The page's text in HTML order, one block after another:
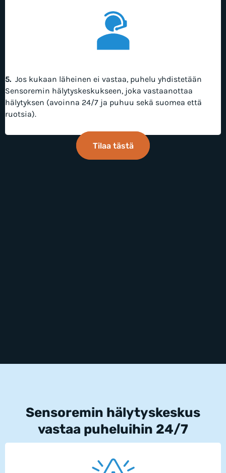
5.Jos kukaan läheinen ei vastaa, puhelu yhdistetään
Sensoremin hälytyskeskukseen, joka vastaanottaa
hälytyksen (avoinna 24/7 ja puhuu sekä suomea että
ruotsia).
Tilaa tästä
Sensoremin hälytyskeskus
vastaa puheluihin 24/7